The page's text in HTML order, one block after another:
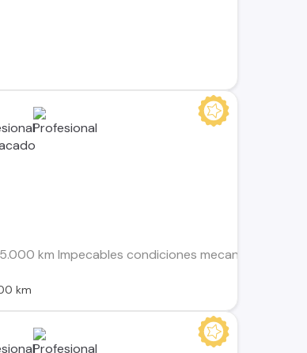
km Impecables condiciones mecanicas y
km